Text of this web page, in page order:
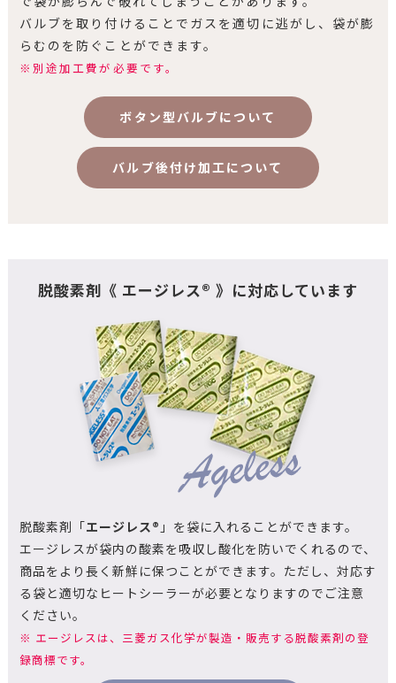
バルブを取り付けることでガスを適切に逃がし、袋が膨
らむのを防ぐことができます。
※別途加工費が必要です。
ボタン型バルブについて
バルブ後付け加工について
脱酸素剤《 エージレス® 》に対応しています
脱酸素剤「エージレス® 」を袋に入れることができます。
エージレスが袋内の酸素を吸収し酸化を防いでくれるので、
商品をより長く新鮮に保つことができます。ただし、対応す
る袋と適切なヒートシーラーが必要となりますのでご注意
ください。
※ エージレスは、三菱ガス化学が製造・販売する脱酸素剤の登
録商標です。